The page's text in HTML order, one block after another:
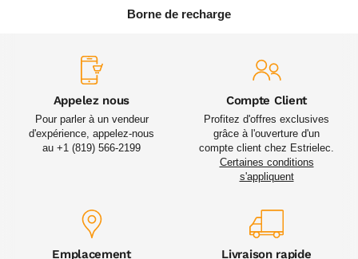
Borne de recharge
Appelez nous
Pour parler à un vendeur
d'expérience, appelez-nous
au +1 (819) 566-2199
Compte Client
Profitez d'offres exclusives
grâce à l'ouverture d'un
compte client chez Estrielec.
Certaines conditions
s'appliquent
Emplacement Livraison rapide